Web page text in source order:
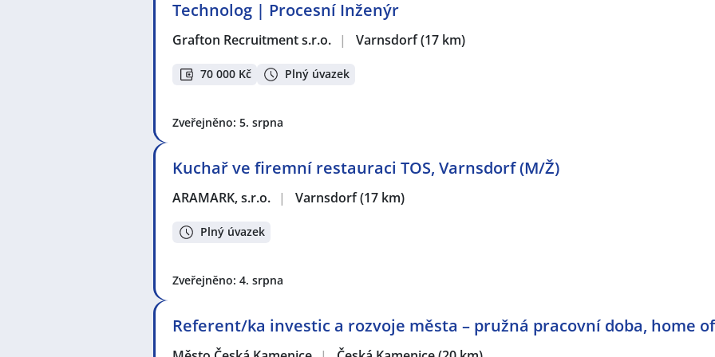
Technolog | Procesní Inženýr
Grafton Recruitment s.r.o. | Varnsdorf(17 km)
70 000 Kč Plný úvazek
Zveřejněno: 5. srpna
Kuchař ve firemní restauraci TOS, Varnsdorf (M/Ž)
ARAMARK, s.r.o. | Varnsdorf(17 km)
Plný úvazek
Zveřejněno: 4. srpna
Referent/ka investic a rozvoje města – pružná pracovní doba, home